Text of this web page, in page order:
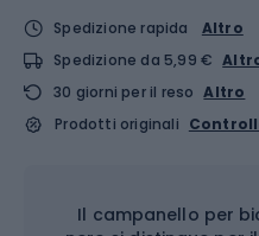
Spedizione rapida
Altro
Spedizione da 5,99 €
30 giorni per il reso Altro
Prodotti originali
Il campanello per